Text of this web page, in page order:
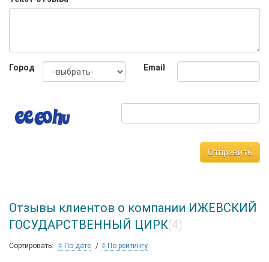
Город Email
Отправить
Отзывы клиентов о компании ИЖЕВСКИЙ
ГОСУДАРСТВЕННЫЙ ЦИРК(4)
Сортировать: По дате По рейтингу